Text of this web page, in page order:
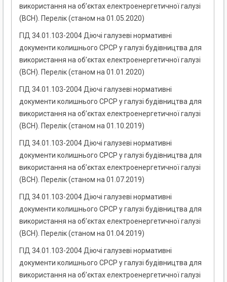
використання на об’єктах електроенергетичної галузі
(ВСН). Перелік (станом на 01.05.2020)
ГІД 34.01.103-2004 Діючі галузеві нормативні
документи колишнього СРСР у галузі будівництва для
використання на об’єктах електроенергетичної галузі
(ВСН). Перелік (станом на 01.01.2020)
ГІД 34.01.103-2004 Діючі галузеві нормативні
документи колишнього СРСР у галузі будівництва для
використання на об’єктах електроенергетичної галузі
(ВСН). Перелік (станом на 01.10.2019)
ГІД 34.01.103-2004 Діючі галузеві нормативні
документи колишнього СРСР у галузі будівництва для
використання на об’єктах електроенергетичної галузі
(ВСН). Перелік (станом на 01.07.2019)
ГІД 34.01.103-2004 Діючі галузеві нормативні
документи колишнього СРСР у галузі будівництва для
використання на об’єктах електроенергетичної галузі
(ВСН). Перелік (станом на 01.04.2019)
ГІД 34.01.103-2004 Діючі галузеві нормативні
документи колишнього СРСР у галузі будівництва для
використання на об’єктах електроенергетичної галузі